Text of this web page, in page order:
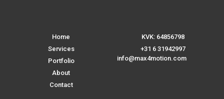
Home
Services
Portfolio
About
Contact
KVK: 64856798
+31 6 31942997
info@max4motion.com